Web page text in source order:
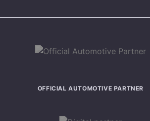
OFFICIAL AUTOMOTIVE PARTNER